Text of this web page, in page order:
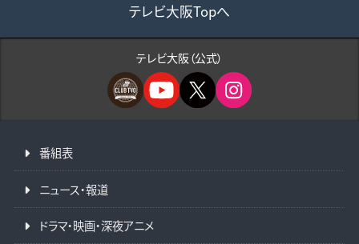
テレビ大阪Topへ
テレビ大阪（公式）
番組表
ニュース・報道
ドラマ・映画・深夜アニメ